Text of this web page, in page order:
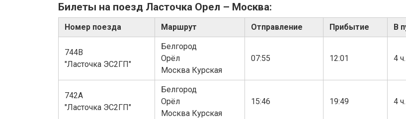
Билеты на поезд Ласточка Орел – Москва:
Номер поезда Маршрут Отправление Прибытие В
744В
"Ласточка ЭС2ГП"
Белгород
Орёл
Москва Курская
07:55 12:01 4
742А
"Ласточка ЭС2ГП"
Белгород
Орёл
Москва Курская
15:46 19:49 4